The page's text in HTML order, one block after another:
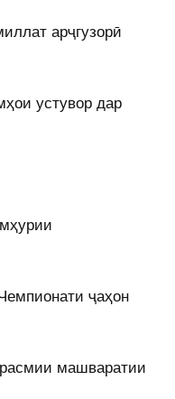
арҷгузорӣ
устувор дар
ҷаҳон
машваратии